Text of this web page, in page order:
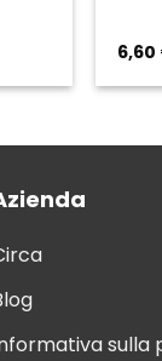
6,60
sulla